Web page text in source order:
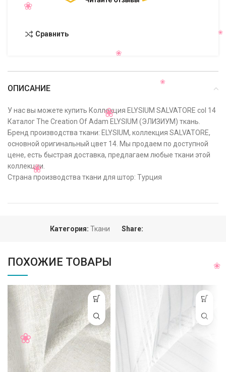
Сравнить
ОПИСАНИЕ
У нас вы можете купить Коллекция ELYSIUM SALVATORE col 14
Каталог The Creation Of Adam ELYSIUM (ЭЛИЗИУМ) ткань.
Бренд производства ткани: ELYSIUM, коллекция SALVATORE,
основной оригинальный цвет 14. Мы продаем по доступной
цене, есть быстрая доставка, предлагаем любые ткани этой
коллекции.
Страна производства ткани для штор: Турция
Категория: Ткани Share:
ПОХОЖИЕ ТОВАРЫ